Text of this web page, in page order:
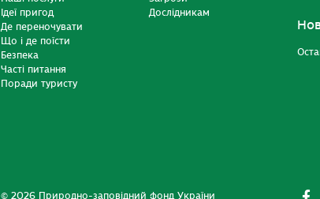
Ідеї пригод
Де переночувати
Що і де поїсти
Безпека
Часті питання
Поради туристу
Дослідникам
© 2026 Природно-заповідний фонд України